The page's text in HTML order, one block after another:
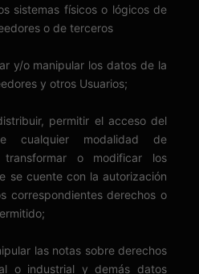
sistemas físicos o lógicos de
o de terceros
y/o manipular los datos de la
y otros Usuarios;
permitir el acceso del
cualquier modalidad de
transformar o modificar los
se cuente con la autorización
correspondientes derechos o
las notas sobre derechos
o industrial y demás datos